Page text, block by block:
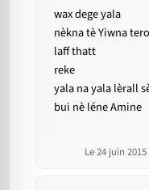
wax dege yala
nèkna tè Yiwna
laff thatt
reke
yala na yala lèrall
bui nè léne Amine
Le 24 juin